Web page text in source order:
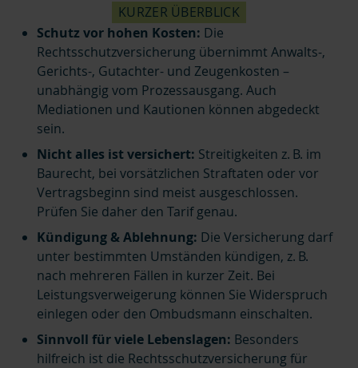
KURZER ÜBERBLICK
Schutz vor hohen Kosten: Die
Rechtsschutzversicherung übernimmt Anwalts-,
Gerichts-, Gutachter- und Zeugenkosten –
unabhängig vom Prozessausgang. Auch
Mediationen und Kautionen können abgedeckt
sein.
Nicht alles ist versichert: Streitigkeiten z. B. im
Baurecht, bei vorsätzlichen Straftaten oder vor
Vertragsbeginn sind meist ausgeschlossen.
Prüfen Sie daher den Tarif genau.
Kündigung & Ablehnung: Die Versicherung darf
unter bestimmten Umständen kündigen, z. B.
nach mehreren Fällen in kurzer Zeit. Bei
Leistungsverweigerung können Sie Widerspruch
einlegen oder den Ombudsmann einschalten.
Sinnvoll für viele Lebenslagen: Besonders
hilfreich ist die Rechtsschutzversicherung für